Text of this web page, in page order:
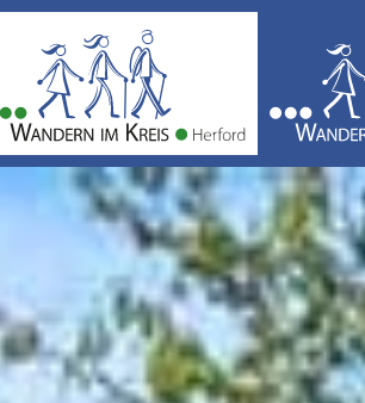
Zum Hauptinhalt springen